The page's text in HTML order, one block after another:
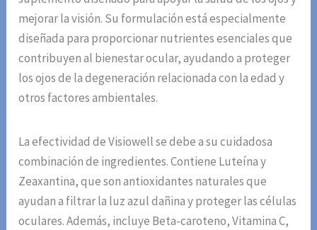
mejorar la visión. Su formulación está especialmente
diseñada para proporcionar nutrientes esenciales que
contribuyen al bienestar ocular, ayudando a proteger
los ojos de la degeneración relacionada con la edad y
otros factores ambientales.
La efectividad de Visiowell se debe a su cuidadosa
combinación de ingredientes. Contiene Luteína y
Zeaxantina, que son antioxidantes naturales que
ayudan a filtrar la luz azul dañina y proteger las células
oculares. Además, incluye Beta-caroteno, Vitamina C,